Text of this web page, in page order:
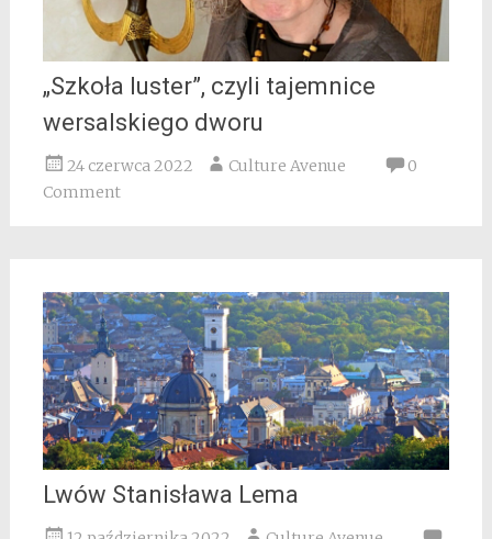
„Szkoła luster”, czyli tajemnice
wersalskiego dworu
24 czerwca 2022 Culture Avenue
0
Comment
Lwów Stanisława Lema